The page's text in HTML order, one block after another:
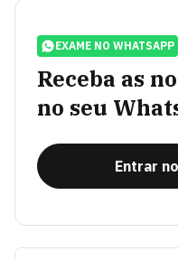
EXAME NO WHATSAPP
Receba as
no seu
Entrar